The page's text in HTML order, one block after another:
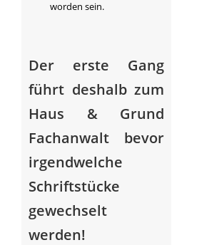
worden sein.
Der erste Gang
führt deshalb zum
Haus & Grund
Fachanwalt bevor
irgendwelche
Schriftstücke
gewechselt
werden!